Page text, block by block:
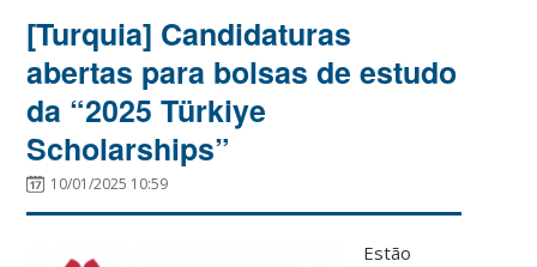
[Turquia] Candidaturas
abertas para bolsas de estudo
da “2025 Türkiye
Scholarships”
10/01/2025 10:59
Estão